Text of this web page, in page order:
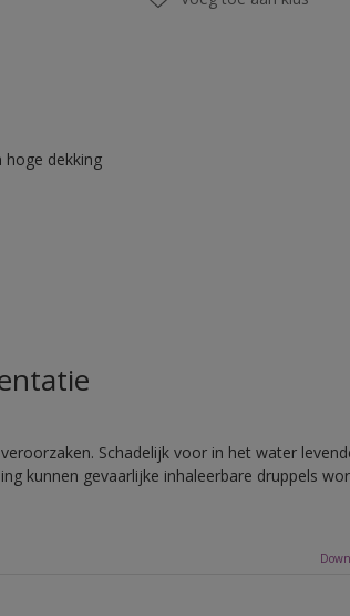
dekking
Schadelijk voor in het water
kunnen gevaarlijke inhaleerbare druppels